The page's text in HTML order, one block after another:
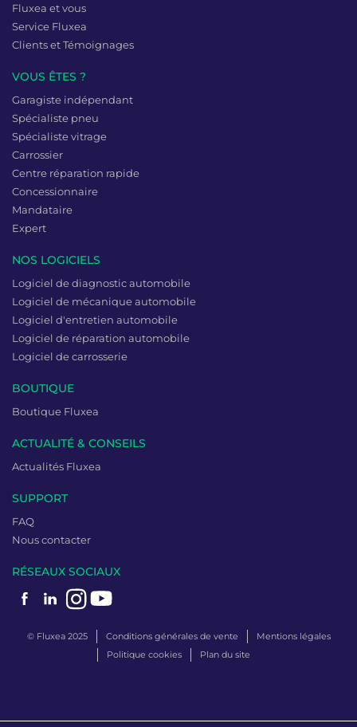
Fluxea et vous
Service Fluxea
Clients et Témoignages
VOUS ÊTES ?
Garagiste indépendant
Spécialiste pneu
Spécialiste vitrage
Carrossier
Centre réparation rapide
Concessionnaire
Mandataire
Expert
NOS LOGICIELS
Logiciel de diagnostic automobile
Logiciel de mécanique automobile
Logiciel d'entretien automobile
Logiciel de réparation automobile
Logiciel de carrosserie
BOUTIQUE
Boutique Fluxea
ACTUALITÉ & CONSEILS
Actualités Fluxea
SUPPORT
FAQ
Nous contacter
RÉSEAUX SOCIAUX
© Fluxea 2025 Conditions générales de vente
Mentions légales
Politique cookies
Plan du site